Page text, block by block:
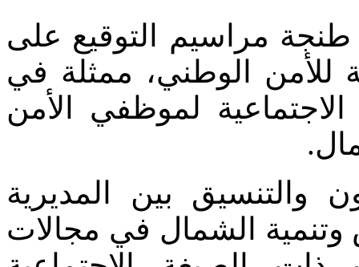
طنجة مراسيم التوقيع على
للأمن الوطني، ممثلة في
لموظفي الأمن
والتنسيق بين المديرية
وتنمية الشمال في مجالات